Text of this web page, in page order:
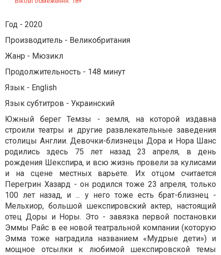
Год - 2020
Производитель - Великобритания
Жанр - Мюзикл
Продолжительность - 148 минут
Язык - English
Язык субтитров - Украинский
Южный берег Темзы - земля, на которой издавна
строили театры и другие развлекательные заведения
столицы Англии. Девочки-близнецы Дора и Нора Шанс
родились здесь 75 лет назад 23 апреля, в день
рождения Шекспира, и всю жизнь провели за кулисами
и на сцене местных варьете. Их отцом считается
Перегрин Хазард - он родился тоже 23 апреля, только
100 лет назад, и ... у него тоже есть брат-близнец -
Мельхиор, большой шекспировский актер, настоящий
отец Доры и Норы. Это - завязка первой постановки
Эммы Райс в ее новой театральной компании (которую
Эмма тоже наградила названием «Мудрые дети») и
мощное отсылки к любимой шекспировской темы